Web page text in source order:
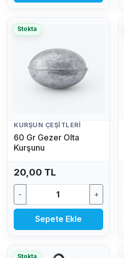
Stokta
KURŞUN ÇEŞITLERI
60 Gr Gezer Olta
Kurşunu
20,00 TL
- +
Sepete Ekle